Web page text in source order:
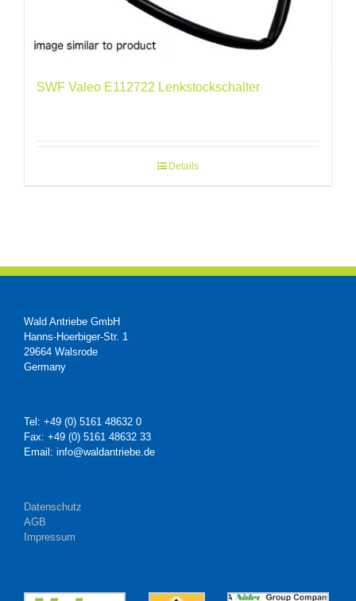
SWF Valeo E112722 Lenkstockschalter
Details
Wald Antriebe GmbH
Hanns-Hoerbiger-Str. 1
29664 Walsrode
Germany
Tel: +49 (0) 5161 48632 0
Fax: +49 (0) 5161 48632 33
Email: info@waldantriebe.de
Datenschutz
AGB
Impressum